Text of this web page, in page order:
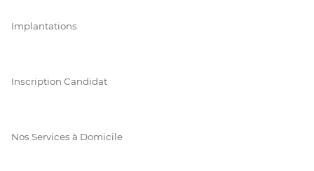
Implantations
Inscription Candidat
Nos Services à Domicile